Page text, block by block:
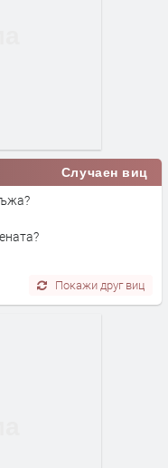
Случаен виц
Покажи друг виц